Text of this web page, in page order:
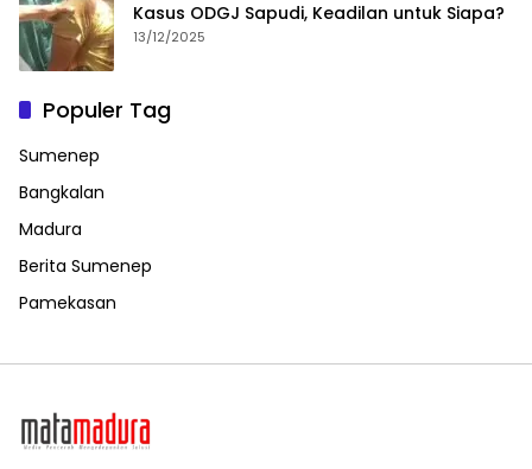
Kasus ODGJ Sapudi, Keadilan untuk Siapa?
13/12/2025
Populer Tag
Sumenep
Bangkalan
Madura
Berita Sumenep
Pamekasan